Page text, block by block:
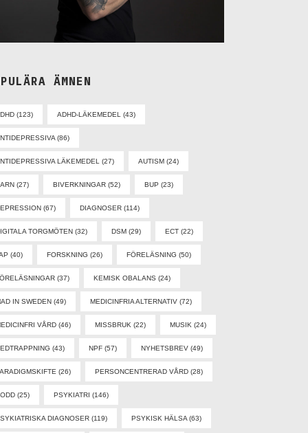
ÄMNEN
(123) ADHD-LÄKEMEDEL (43)
(86)
LÄKEMEDEL (27) AUTISM (24)
(27) BIVERKNINGAR (52) BUP (23)
(67) DIAGNOSER (114)
TORGMÖTEN (32) DSM (29) ECT (22)
(40) FORSKNING (26) FÖRELÄSNING (50)
(37) KEMISK OBALANS (24)
IN SWEDEN (49) MEDICINFRIA ALTERNATIV (72)
VÅRD (46) MISSBRUK (22) MUSIK (24)
(43) NPF (57) NYHETSBREV (49)
(26) PERSONCENTRERAD VÅRD (28)
(25) PSYKIATRI (146)
DIAGNOSER (119) PSYKISK HÄLSA (63)